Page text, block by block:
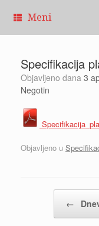
Meni
Specifikacija
Objavljeno dana 3
Negotin
Objavljeno u
←